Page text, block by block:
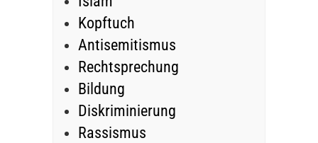
Kopftuch
Antisemitismus
Rechtsprechung
Bildung
Diskriminierung
Rassismus